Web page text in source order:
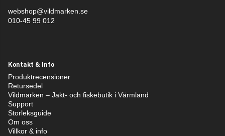
webshop@vildmarken.se
010-45 99 012
Kontakt & info
Produktrecensioner
Retursedel
Vildmarken – Jakt- och fiskebutik i Värmland
Support
Storleksguide
Om oss
Villkor & info